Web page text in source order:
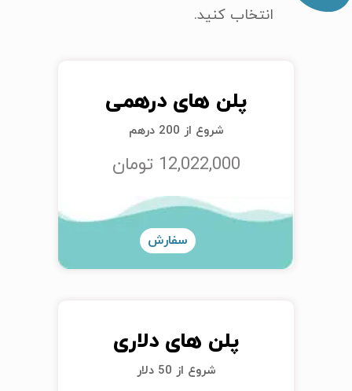
انتخاب کنید.
پلن های درهمی
شروع از 200 درهم
12,022,000 تومان
سفارش
پلن های دلاری
شروع از 50 دلار